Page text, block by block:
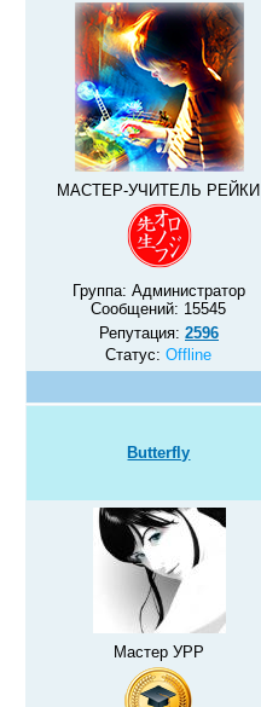
МАСТЕР-УЧИТЕЛЬ РЕЙКИ
Группа: Администратор
Сообщений: 15545
Репутация: 2596
Статус:Offline
Butterfly
Мастер УРР